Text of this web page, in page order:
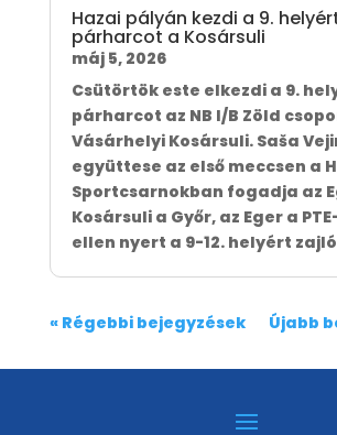
Hazai pályán kezdi a 9.
párharcot a Kosársuli
máj 5, 2026
Csütörtök este elkezdi a 9.
párharcot az NB I/B Zöld
Vásárhelyi Kosársuli. Saša
együttese az első meccsen a
Sportcsarnokban fogadja az
Kosársuli a Győr, az Eger a
ellen nyert a 9-12. helyért
« Régebbi bejegyzések Újabb